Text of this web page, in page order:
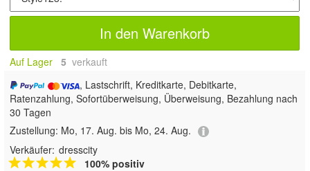
In den Warenkorb
Auf Lager 5 verkauft
, Lastschrift, Kreditkarte, Debitkarte,
Ratenzahlung, Sofortüberweisung, Überweisung, Bezahlung nach
30 Tagen
Zustellung: Mo, 17. Aug. bis Mo, 24. Aug.
Verkäufer: dresscity
100% positiv